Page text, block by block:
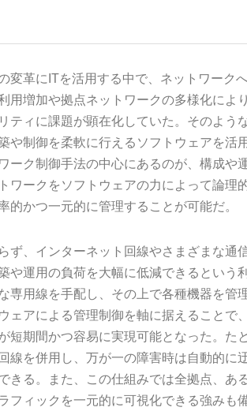
変革にITを活用する中で、ネットワーク
用増加や拠点ネットワークの多様化によ
ティに課題が顕在化していた。そのよう
や制御を柔軟に行えるソフトウェアを活
ーク制御手法の中心にあるのが、構成や
ワークをソフトウェアの力によって論理
的かつ一元的に管理することが可能だ。
ず、インターネット回線やさまざまな通
や運用の負荷を大幅に低減できるという
専用線を手配し、その上で各種機器を管
ェアによる管理制御を軸に据えることで
短期間かつ容易に実現可能となった。た
線を併用し、万が一の障害時は自動的に
きる。また、この仕組みでは全拠点、あ
フィックを一元的に可視化できる強みも